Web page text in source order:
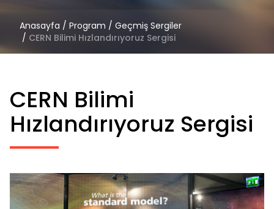
Anasayfa / Program / Geçmiş Sergiler
/ CERN Bilimi Hızlandırıyoruz Sergisi
CERN Bilimi
Hızlandırıyoruz Sergisi